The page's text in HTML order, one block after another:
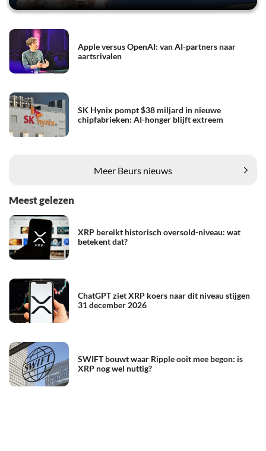
Apple versus OpenAI: van AI-partners naar
aartsrivalen
SK Hynix pompt $38 miljard in nieuwe
chipfabrieken: AI-honger blijft extreem
Meer Beurs nieuws
Meest gelezen
XRP bereikt historisch oversold-niveau: wat
betekent dat?
ChatGPT ziet XRP koers naar dit niveau stijgen
31 december 2026
SWIFT bouwt waar Ripple ooit mee begon: is
XRP nog wel nuttig?